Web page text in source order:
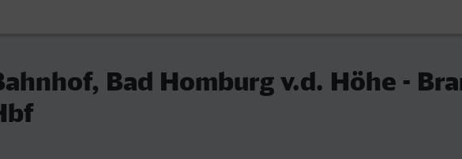
Bad Homburg v.d. Höhe -